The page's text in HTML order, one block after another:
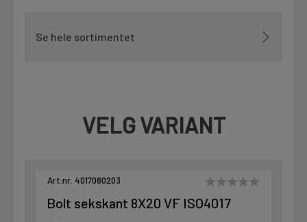
Se hele sortimentet
VELG VARIANT
Art.nr. 4017080203
Bolt sekskant 8X20 VF ISO4017